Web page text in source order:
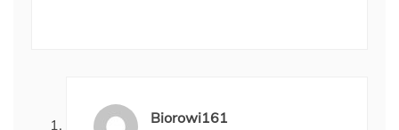
Biorowi161